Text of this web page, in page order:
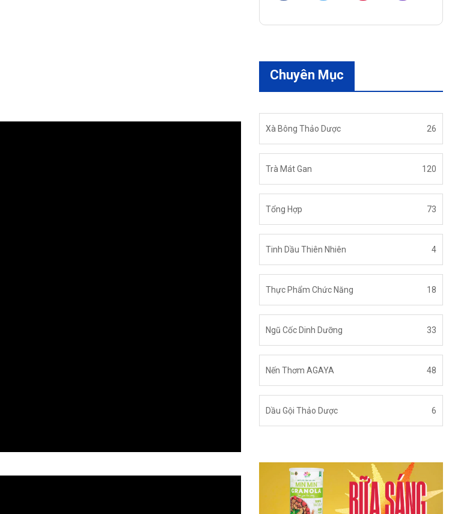
Chuyên Mục
Xà Bông Thảo Dược 26
Trà Mát Gan 120
Tổng Hợp 73
Tinh Dầu Thiên Nhiên 4
Thực Phẩm Chức Năng 18
Ngũ Cốc Dinh Dưỡng 33
Nến Thơm AGAYA 48
Dầu Gội Thảo Dược 6